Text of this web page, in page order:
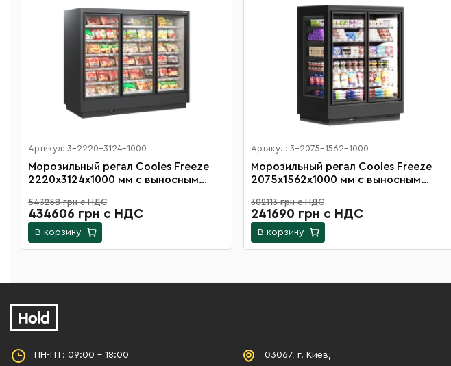
Артикул: 3-2220-3124-1000
Морозильный регал Cooles Freeze
2220х3124х1000 мм с выносным
16 полок
543258 грн с НДС
434606 грн с НДС
В корзину
Артикул: 3-2075-1562-1000
Морозильный регал Cooles Freeze
2075х1562х1000 мм с выносным
8 полок
302113 грн с НДС
241690 грн с НДС
В корзину
ПН-ПТ: 09:00 - 18:00
03067, г. Киев,